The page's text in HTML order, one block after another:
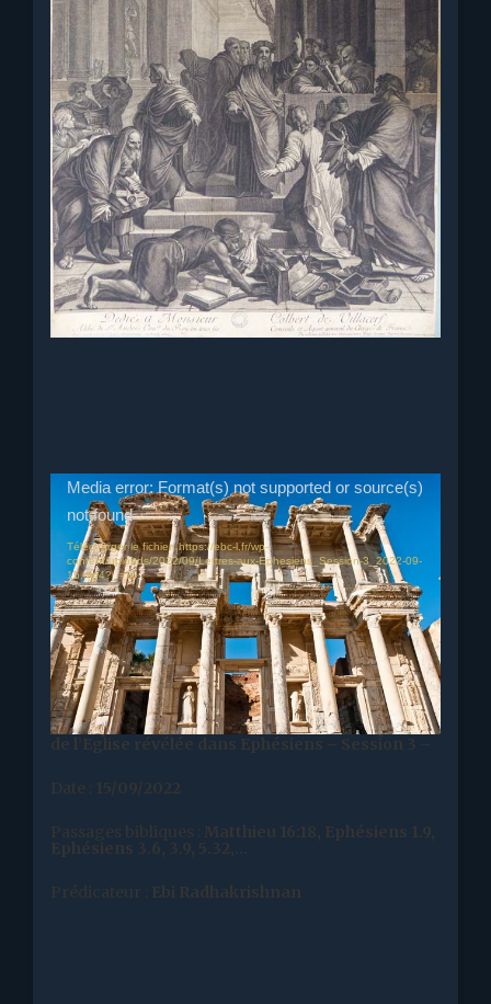
Titre :L’adresse et la salutation de Paul – Session
4 –
Date :22/09/2022
Passage biblique :Ephésiens 1.1-2
Prédicateur :Ebi Radhakrishnan
Vous pouvez visualiser l’enregistrement vidéo de
cette session via le lien Youtube :
https://youtu.be/HN6X0HqA7u8
Lecteur
vidéo
Media error: Format(s) not supported or source(s)
not found
Télécharger le fichier: https://ebc-l.fr/wp-
content/uploads/2022/09/Lettres-aux-Ephesiens_Session-3_2022-09-
15.mp4?_=10
Titre :Introduction de la lettre aux Ephésiens : La
description et le caractère éternel & temporel
de l’Eglise révélée dans Ephésiens – Session 3 –
Date : 15/09/2022
Passages bibliques : Matthieu 16:18, Ephésiens 1.9,
Ephésiens 3.6, 3.9, 5.32,…
Prédicateur : Ebi Radhakrishnan